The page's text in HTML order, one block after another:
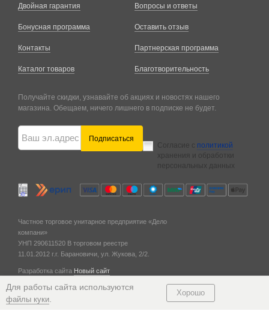
Двойная гарантия
Бонусная программа
Контакты
Каталог товаров
Вопросы и ответы
Оставить отзыв
Партнерская программа
Благотворительность
Получайте скидки, узнавайте об акциях и новостях нашего
магазина. Обещаем, ничего лишнего в подписке не будет.
Подписаться
Согласие с политикой
хранения и обработки
персональных данных
Частное торговое унитарное предприятие «Дело
компани»
УНП 290611520 В торговом реестре
11.01.2012 г. г. Барановичи, ул. Жукова, 2/2.
Разработка сайта Новый сайт
Для работы сайта используются
файлы куки
Хорошо